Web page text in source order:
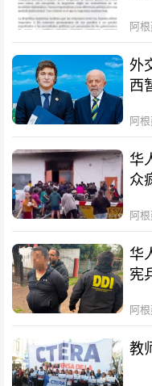
阿
外
西
阿
华
众
阿
华
宪
阿
教